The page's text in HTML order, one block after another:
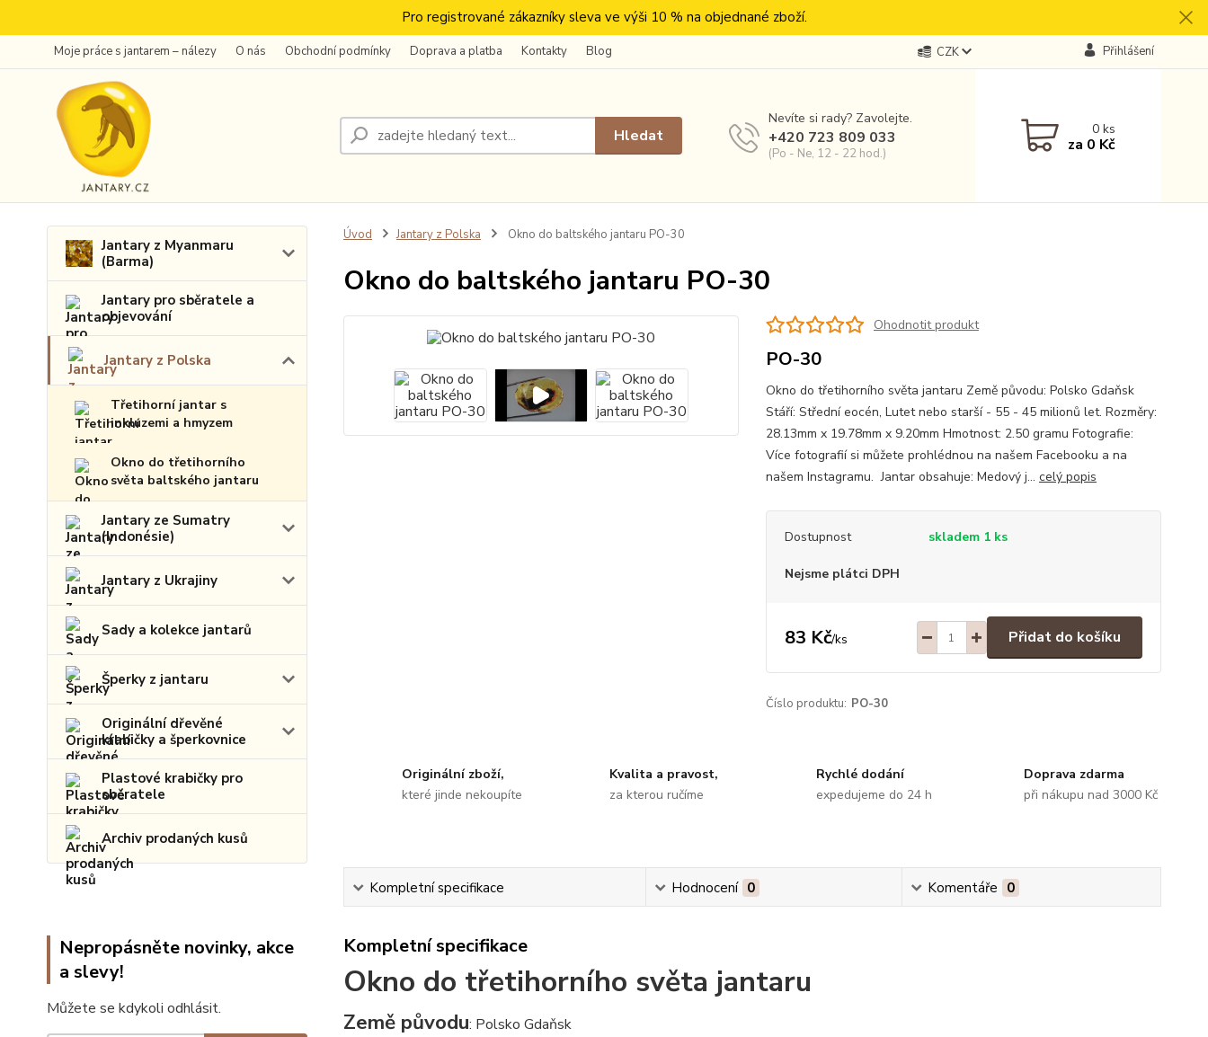
Pro registrované zákazníky sleva ve výši 10 % na objednané zboží.
Moje práce s jantarem – nálezy O nás Obchodní podmínky Doprava a platba Kontakty Blog CZK Přihlášení
Hledat
Nevíte si rady? Zavolejte.
+420 723 809 033
(Po - Ne, 12 - 22 hod.)
0ks
za 0 Kč
Jantary z Myanmaru
(Barma)
Jantary pro sběratele a
objevování
Jantary z Polska
Třetihorní jantar s
inkluzemi a hmyzem
Okno do třetihorního
světa baltského jantaru
Jantary ze Sumatry
(Indonésie)
Jantary z Ukrajiny
Sady a kolekce jantarů
Šperky z jantaru
Originální dřevěné
krabičky a šperkovnice
Plastové krabičky pro
sběratele
Archiv prodaných kusů
Nepropásněte novinky, akce
a slevy!
Můžete se kdykoli odhlásit.
Úvod Jantary z Polska Okno do baltského jantaru PO-30
Okno do baltského jantaru PO-30
Ohodnotit produkt
PO-30
Okno do třetihorního světa jantaru Země původu: Polsko Gdaňsk
Stáří: Střední eocén, Lutet nebo starší - 55 - 45 milionů let. Rozměry:
28.13mm x 19.78mm x 9.20mm Hmotnost: 2.50 gramu Fotografie:
Více fotografií si můžete prohlédnou na našem Facebooku a na
našem Instagramu. Jantar obsahuje: Medový j... celý popis
Dostupnost skladem 1 ks
Nejsme plátci DPH
83 Kč/ks Přidat do košíku
Číslo produktu: PO-30
Originální zboží,
které jinde nekoupíte
Kvalita a pravost,
za kterou ručíme
Rychlé dodání
expedujeme do 24 h
Doprava zdarma
při nákupu nad 3000 Kč
Kompletní specifikace Hodnocení 0 Komentáře 0
Kompletní specifikace
Okno do třetihorního světa jantaru
Země původu: Polsko Gdaňsk